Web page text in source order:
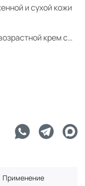
и сухой кожи
Восстанавливающий антивозрастной крем с гиалуроновой кислотой и пептидами для гиперчувствительной кожи
Применение